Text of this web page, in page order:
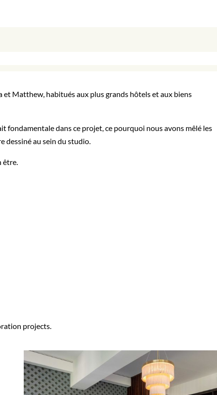
Matthew, habitués aux plus grands hôtels et aux biens
fondamentale dans ce projet, ce pourquoi nous avons mêlé les
dessiné au sein du studio.
être.
projects.